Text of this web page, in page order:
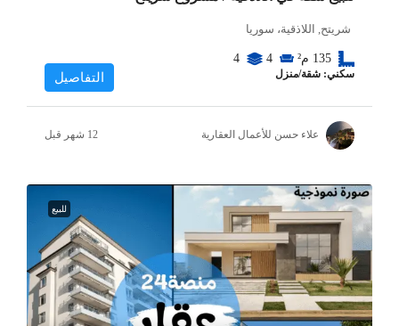
شريتح, اللاذقية، سوريا
135 م² 4
4
سكني: شقة/منزل التفاصيل
علاء حسن للأعمال العقارية
للبيع